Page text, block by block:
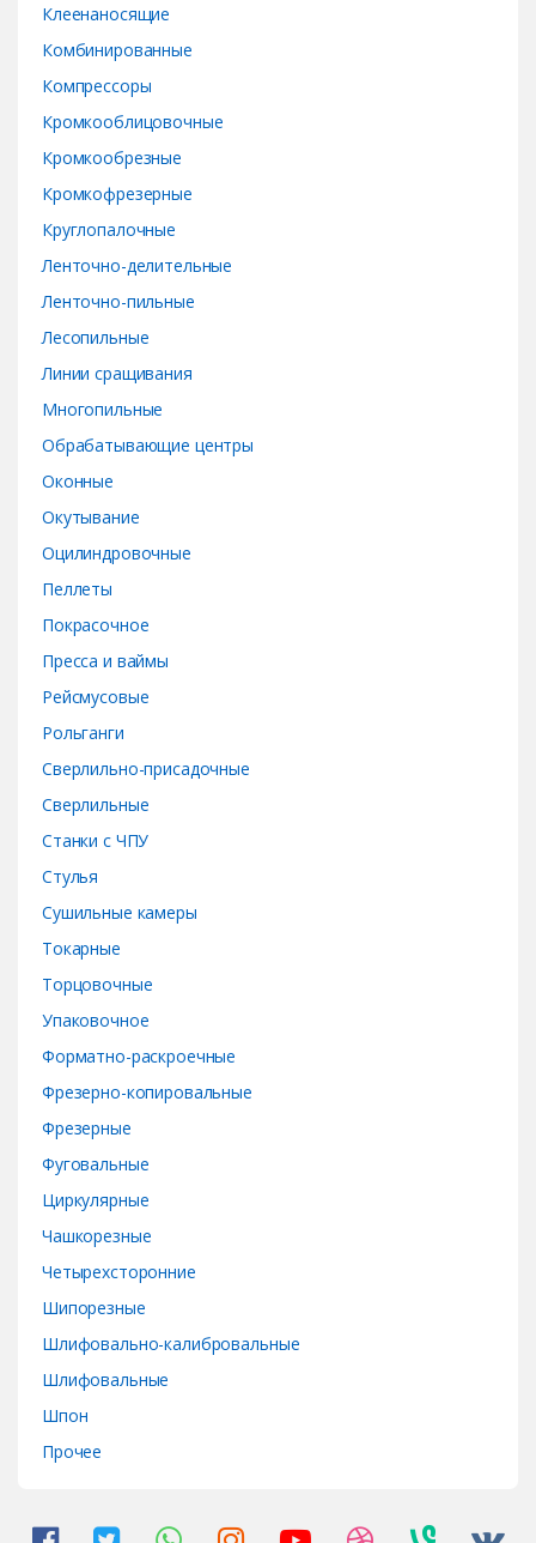
Клеенаносящие
Комбинированные
Компрессоры
Кромкооблицовочные
Кромкообрезные
Кромкофрезерные
Круглопалочные
Ленточно-делительные
Ленточно-пильные
Лесопильные
Линии сращивания
Многопильные
Обрабатывающие центры
Оконные
Окутывание
Оцилиндровочные
Пеллеты
Покрасочное
Пресса и ваймы
Рейсмусовые
Рольганги
Сверлильно-присадочные
Сверлильные
Станки с ЧПУ
Стулья
Сушильные камеры
Токарные
Торцовочные
Упаковочное
Форматно-раскроечные
Фрезерно-копировальные
Фрезерные
Фуговальные
Циркулярные
Чашкорезные
Четырехсторонние
Шипорезные
Шлифовально-калибровальные
Шлифовальные
Шпон
Прочее